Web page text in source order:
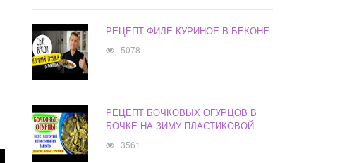
РЕЦЕПТ ФИЛЕ КУРИНОЕ В БЕКОНЕ
5078
РЕЦЕПТ БОЧКОВЫХ ОГУРЦОВ В
БОЧКЕ НА ЗИМУ ПЛАСТИКОВОЙ
3561